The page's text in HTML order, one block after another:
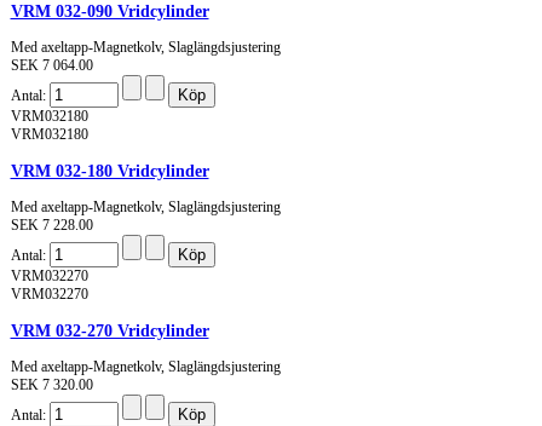
VRM 032-090 Vridcylinder
Med axeltapp-Magnetkolv, Slaglängdsjustering
SEK 7 064.00
Antal:
VRM032180
VRM032180
VRM 032-180 Vridcylinder
Med axeltapp-Magnetkolv, Slaglängdsjustering
SEK 7 228.00
Antal:
VRM032270
VRM032270
VRM 032-270 Vridcylinder
Med axeltapp-Magnetkolv, Slaglängdsjustering
SEK 7 320.00
Antal: